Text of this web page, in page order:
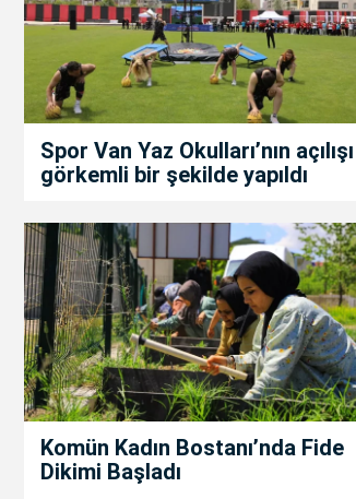
Spor Van Yaz Okulları’nın açılışı
görkemli bir şekilde yapıldı
Komün Kadın Bostanı’nda Fide
Dikimi Başladı